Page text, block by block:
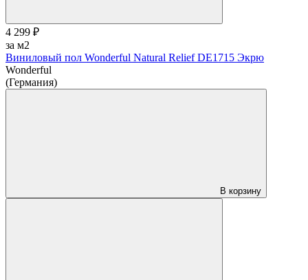
4 299 ₽
за м2
Виниловый пол Wonderful Natural Relief DE1715 Экрю
Wonderful
(Германия)
В корзину